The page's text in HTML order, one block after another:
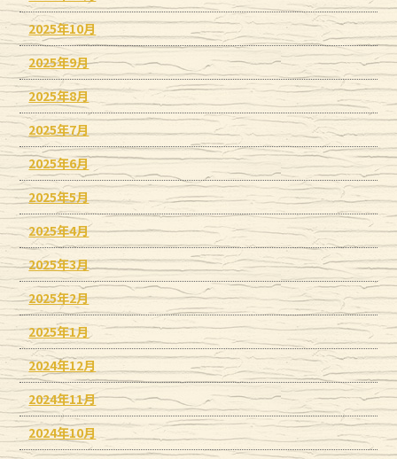
2025年10月
2025年9月
2025年8月
2025年7月
2025年6月
2025年5月
2025年4月
2025年3月
2025年2月
2025年1月
2024年12月
2024年11月
2024年10月